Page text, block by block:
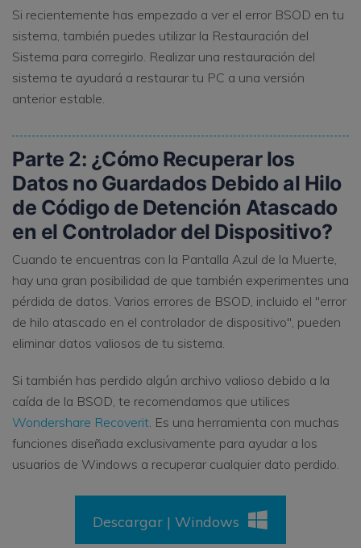
Si recientemente has empezado a ver el error BSOD en tu
sistema, también puedes utilizar la Restauración del
Sistema para corregirlo. Realizar una restauración del
sistema te ayudará a restaurar tu PC a una versión
anterior estable.
Parte 2: ¿Cómo Recuperar los
Datos no Guardados Debido al Hilo
de Código de Detención Atascado
en el Controlador del Dispositivo?
Cuando te encuentras con la Pantalla Azul de la Muerte,
hay una gran posibilidad de que también experimentes una
pérdida de datos. Varios errores de BSOD, incluido el "error
de hilo atascado en el controlador de dispositivo", pueden
eliminar datos valiosos de tu sistema.
Si también has perdido algún archivo valioso debido a la
caída de la BSOD, te recomendamos que utilices
Wondershare Recoverit. Es una herramienta con muchas
funciones diseñada exclusivamente para ayudar a los
usuarios de Windows a recuperar cualquier dato perdido.
Descargar | Windows